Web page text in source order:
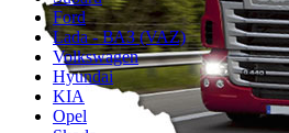
Ford
Lada - ВАЗ (VAZ)
Volkswagen
Hyundai
KIA
Opel